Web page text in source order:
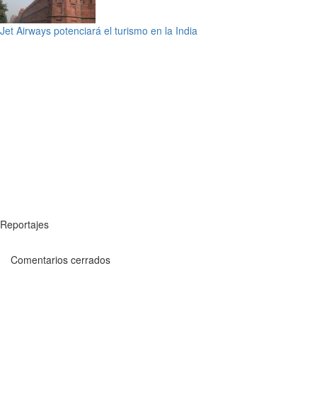
Jet Airways potenciará el turismo en la India
Reportajes
Comentarios cerrados